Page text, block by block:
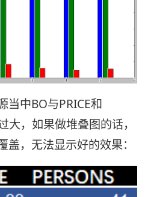
当中BO与PRICE和
大，如果做堆叠图的话，
，无法显示好的效果：